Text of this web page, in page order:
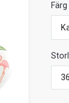
Färg
36